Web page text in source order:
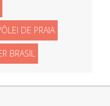
DE PRAIA
BRASIL